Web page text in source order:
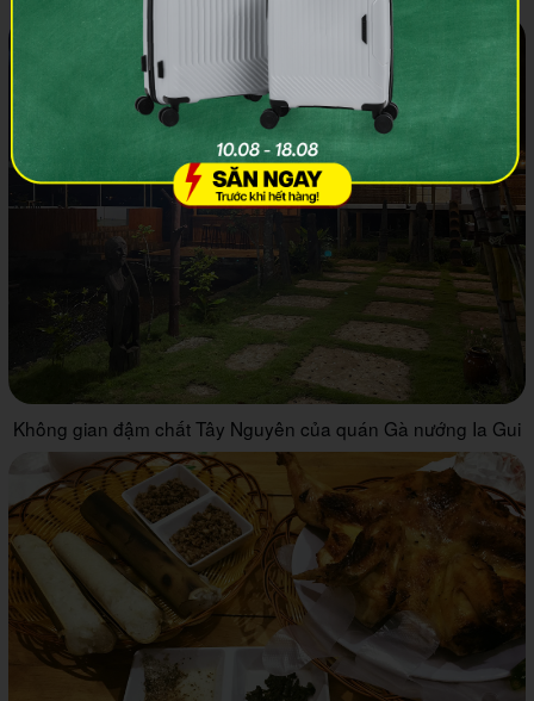
Không gian đậm chất Tây Nguyên của quán Gà nướng Ia Gui